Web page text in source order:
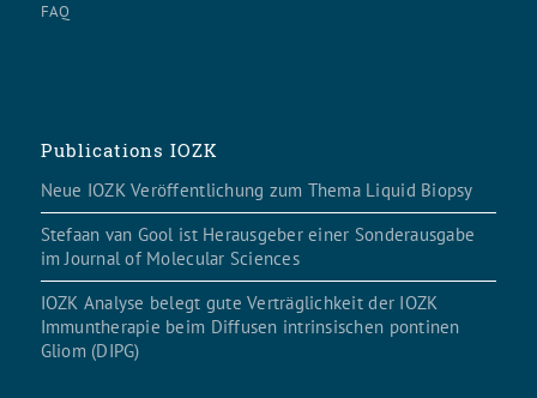
FAQ
Publications IOZK
Neue IOZK Veröffentlichung zum Thema Liquid Biopsy
Stefaan van Gool ist Herausgeber einer Sonderausgabe
im Journal of Molecular Sciences
IOZK Analyse belegt gute Verträglichkeit der IOZK
Immuntherapie beim Diffusen intrinsischen pontinen
Gliom (DIPG)